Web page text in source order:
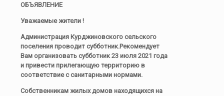
ОБЪЯВЛЕНИЕ
Уважаемые жители !
Администрация Курджиновского сельского
поселения проводит субботник.Рекомендует
Вам организовать субботник 23 июля 2021 года
и привести прилегающую территорию в
соответствие с санитарными нормами.
Собственникам жилых домов находящихся на